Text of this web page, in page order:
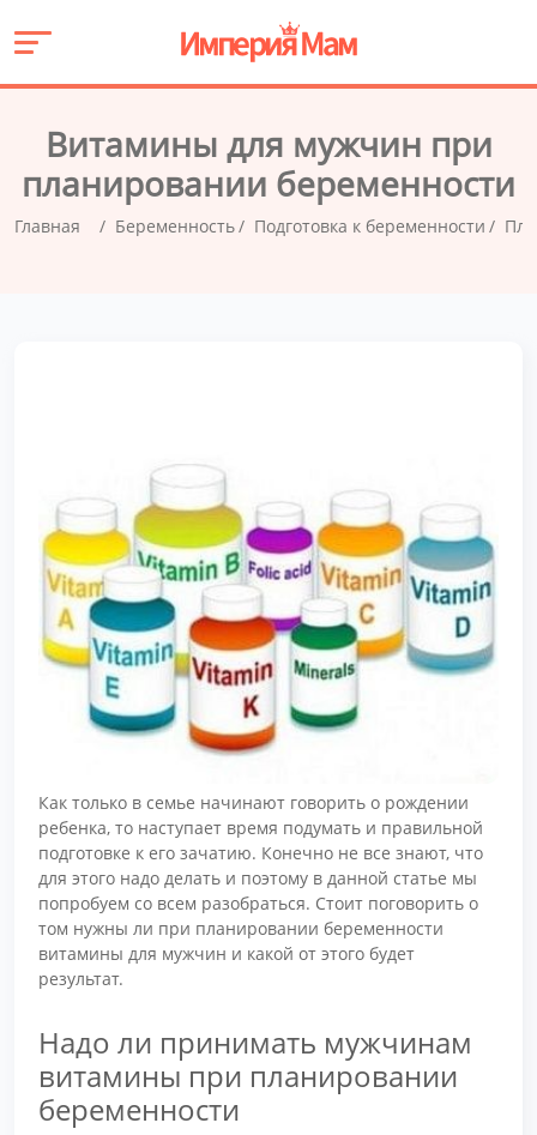
Витамины для мужчин при
планировании беременности
Главная Беременность Подготовка к беременности
Как только в семье начинают говорить о рождении
ребенка, то наступает время подумать и правильной
подготовке к его зачатию. Конечно не все знают, что
для этого надо делать и поэтому в данной статье мы
попробуем со всем разобраться. Стоит поговорить о
том нужны ли при планировании беременности
витамины для мужчин и какой от этого будет
результат.
Надо ли принимать мужчинам
витамины при планировании
беременности